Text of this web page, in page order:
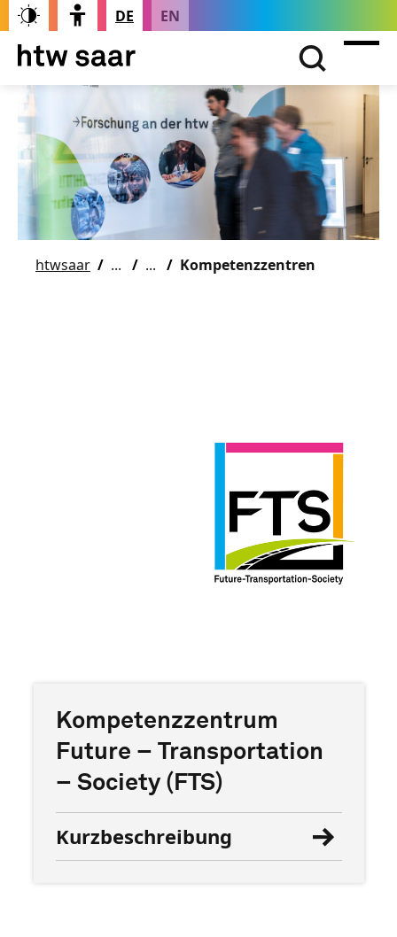
DE EN
htwsaar Kompetenzzentren
Kompetenzzentrum
Future – Transportation
– Society (FTS)
Kurzbeschreibung